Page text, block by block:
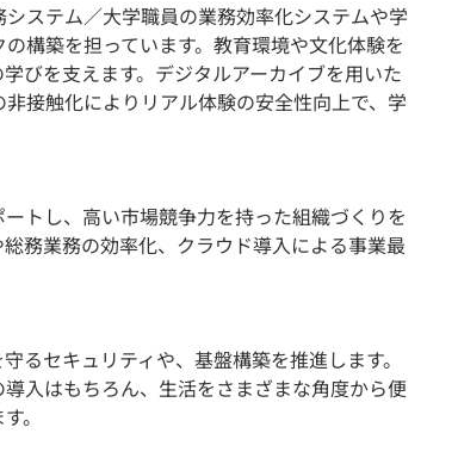
ステム／大学職員の業務効率化システムや学
構築を担っています。教育環境や文化体験を
びを支えます。デジタルアーカイブを用いた
接触化によりリアル体験の安全性向上で、学
トし、高い市場競争力を持った組織づくりを
務業務の効率化、クラウド導入による事業最
るセキュリティや、基盤構築を推進します。
入はもちろん、生活をさまざまな角度から便
。